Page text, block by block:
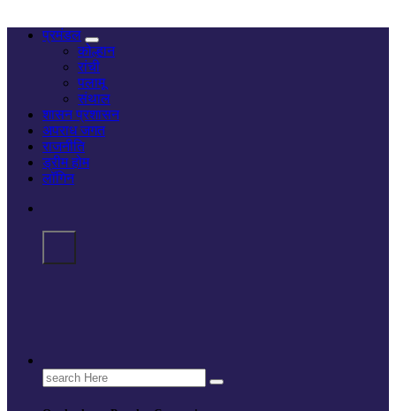
प्रमंडल
कोल्हान
रांची
पलामू
संथाल
शासन प्रशासन
अपराध जगत
राजनीति
ड्रीम होम
लॉगिन
Search
for: